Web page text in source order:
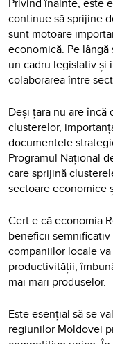
Privind înainte, este
continue să sprijine
sunt motoare
economică. Pe
un cadru legislativ și
colaborarea între
Deși țara nu are
clusterelor,
documentele
Programul Național
care sprijină
sectoare economice
Cert e că economia
beneficii
companiilor locale
productivității,
mai mari produselor.
Este esențial să se
regiunilor Moldovei